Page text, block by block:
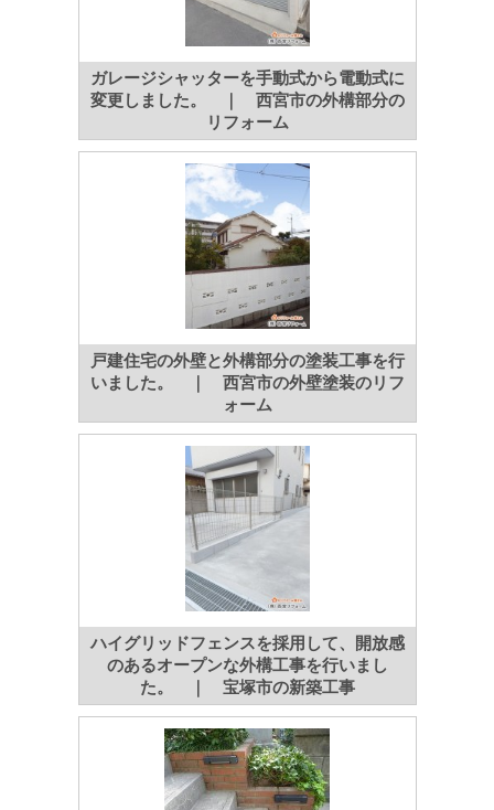
ガレージシャッターを手動式から電動式に
変更しました。 ｜ 西宮市の外構部分の
リフォーム
戸建住宅の外壁と外構部分の塗装工事を行
いました。 ｜ 西宮市の外壁塗装のリフ
ォーム
ハイグリッドフェンスを採用して、開放感
のあるオープンな外構工事を行いまし
た。 ｜ 宝塚市の新築工事